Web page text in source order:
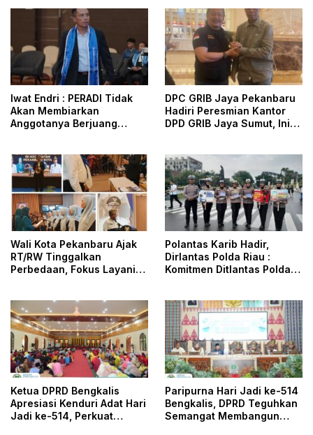
Iwat Endri : PERADI Tidak
Akan Membiarkan
Anggotanya Berjuang
Penegak Hukum
DPC GRIB Jaya Pekanbaru
Hadiri Peresmian Kantor
DPD GRIB Jaya Sumut, Ini
Wali Kota Pekanbaru Ajak
RT/RW Tinggalkan
Perbedaan, Fokus Layani
Polantas Karib Hadir,
Dirlantas Polda Riau :
Komitmen Ditlantas Polda
dan Edukasi Kepada
Masyarakat
Ketua DPRD Bengkalis
Apresiasi Kenduri Adat Hari
Jadi ke-514, Perkuat
Paripurna Hari Jadi ke-514
Bengkalis, DPRD Teguhkan
Semangat Membangun